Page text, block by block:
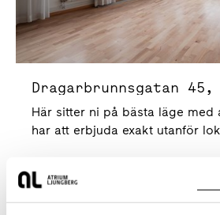
Här sitter ni på bästa läge med
har att erbjuda exakt utanför